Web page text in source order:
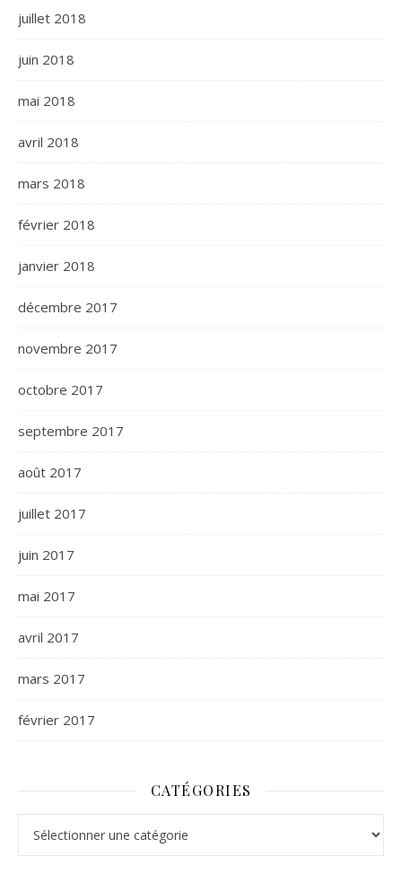
juillet 2018
juin 2018
mai 2018
avril 2018
mars 2018
février 2018
janvier 2018
décembre 2017
novembre 2017
octobre 2017
septembre 2017
août 2017
juillet 2017
juin 2017
mai 2017
avril 2017
mars 2017
février 2017
CATÉGORIES